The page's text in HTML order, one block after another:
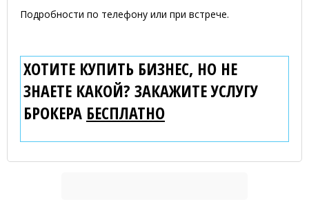
Подробности по телефону или при встрече.
ХОТИТЕ КУПИТЬ БИЗНЕС, НО НЕ
ЗНАЕТЕ КАКОЙ? ЗАКАЖИТЕ УСЛУГУ
БРОКЕРА БЕСПЛАТНО